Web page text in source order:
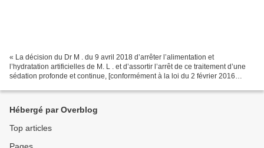
« La décision du Dr M . du 9 avril 2018 d’arrêter l’alimentation et
l’hydratation artificielles de M. L . et d’assortir l’arrêt de ce traitement d’une
sédation profonde et continue, [conformément à la loi du 2 février 2016
Hébergé par Overblog
Top articles